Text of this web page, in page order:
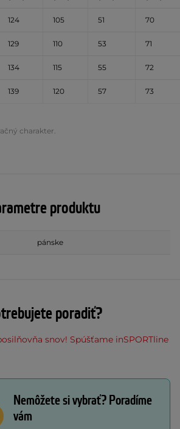
124 105 51 70
129 110 53 71
134 115 55 72
139 120 57 73
charakter.
produktu
pánske
poradiť?
snov! Spúšťame inSPORTline
Nemôžete si vybrať? Poradíme
vám